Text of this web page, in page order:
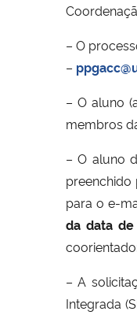
– O
–
– O aluno
membros
– O aluno
preenchido
para o e-
da data
– A
Integrada